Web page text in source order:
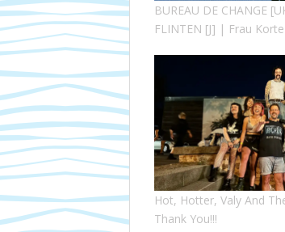
BUREAU DE CHANGE
FLINTEN [J] | Frau
Hot, Hotter, Valy And
Thank You!!!